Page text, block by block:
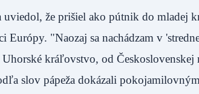
že prišiel ako pútnik do mladej
Európy. "Naozaj sa nachádzam v
kráľovstvo, od Československej
slov pápeža dokázali